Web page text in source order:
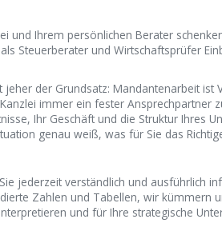
und Ihrem persönlichen Berater
Steuerberater und Wirtschafts­prüfer
jeher der Grundsatz: Mandanten­arbeit ist
immer ein fester Ansprechpartner
Ihr Geschäft und die Struktur Ihres
genau weiß, was für Sie das
jederzeit verständlich und ausführlich
Zahlen und Tabellen, wir kümmern
und für Ihre strategische